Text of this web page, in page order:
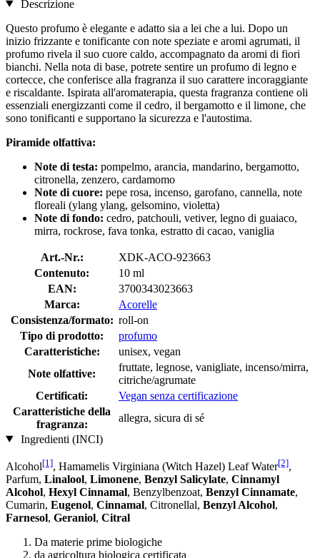
Descrizione
Questo profumo è elegante e adatto sia a lei che a lui. Dopo un
inizio frizzante e tonificante con note speziate e aromi agrumati, il
profumo rivela il suo cuore caldo, accompagnato da aromi di fiori
bianchi. Nella nota di base, potrete sentire un profumo di legno e
cortecce, che conferisce alla fragranza il suo carattere incoraggiante
e riscaldante. Ispirata all'aromaterapia, questa fragranza contiene oli
essenziali energizzanti come il cedro, il bergamotto e il limone, che
sono tonificanti e supportano la sicurezza e l'autostima.
Piramide olfattiva:
Note di testa: pompelmo, arancia, mandarino, bergamotto,
citronella, zenzero, cardamomo
Note di cuore: pepe rosa, incenso, garofano, cannella, note
floreali (ylang ylang, gelsomino, violetta)
Note di fondo: cedro, patchouli, vetiver, legno di guaiaco,
mirra, rockrose, fava tonka, estratto di cacao, vaniglia
Art.-Nr.:
XDK-ACO-923663
Contenuto:
10 ml
EAN:
3700343023663
Marca:
Acorelle
Consistenza/formato: roll-on
Tipo di prodotto:
profumo
Caratteristiche:
unisex, vegan
Note olfattive:
fruttate, legnose, vanigliate, incenso/mirra,
citriche/agrumate
Certificati:
Vegan senza certificazione
Caratteristiche della
fragranza:
allegra, sicura di sé
Ingredienti (INCI)
Alcohol[1], Hamamelis Virginiana (Witch Hazel) Leaf Water[2],
Parfum, Linalool, Limonene, Benzyl Salicylate, Cinnamyl
Alcohol, Hexyl Cinnamal, Benzylbenzoat, Benzyl Cinnamate,
Cumarin, Eugenol, Cinnamal, Citronellal, Benzyl Alcohol,
Farnesol, Geraniol, Citral
Da materie prime biologiche
da agricoltura biologica certificata